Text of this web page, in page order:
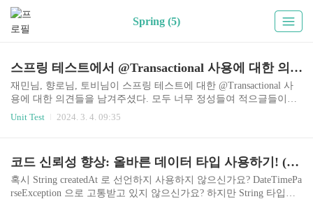
Spring (5)
스프링 테스트에서 @Transactional 사용에 대한 의견들
재민님, 향로님, 토비님이 스프링 테스트에 대한 @Transactional 사
용에 대한 의견들을 남겨주셨다. 모두 너무 정성들여 적으글들이라
한번에 모아서 읽어 보시면 Spring Test 시 @Transactional 사용에 대
'테스트에서 @Tansactional을 사용해야할까' https://youtu.be/PDhN6ai
F7QQ?si=4Go7aqNAAL9wGrY8 향로님 '테스트 데이터 초기화에 @T
ransactional 사용하는 것에 대한 생각' https://jojoldu.tistory.com/761 ..
Unit Test 2024. 3. 4. 09:35
코드 신뢰성 향상: 올바른 데이터 타입 사용하기! (DateType편)
혹시 String createdAt 로 선언하지 사용하지 않으신가요? DateTimePa
rseException 으로 고통받고 있지 않으신가요? 하지만 String 타입으